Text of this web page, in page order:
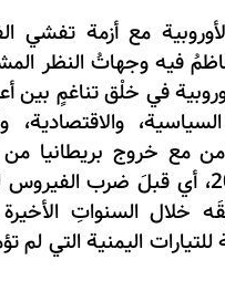
مع أزمة تفشي
فيه وجهاتُ النظر
في خلْق تناغمٍ بين
والاقتصادية،
مع خروج بريطانيا
نهايةِ يناير 2020، أي قبلَ ضرب
خلال السنواتِ
للتيارات اليمنية التي لم